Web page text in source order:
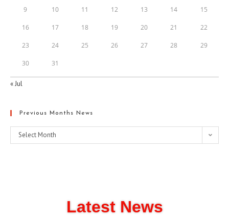
9 10 11 12 13 14 15
16 17 18 19 20 21 22
23 24 25 26 27 28 29
30 31
« Jul
Previous Months News
Select Month
Latest News